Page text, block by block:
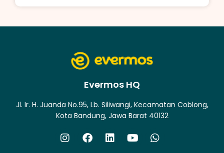
Evermos HQ
Jl. Ir. H. Juanda No.95, Lb. Siliwangi, Kecamatan Coblong,
Kota Bandung, Jawa Barat 40132